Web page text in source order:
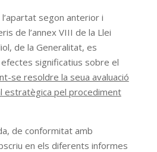
segon anterior i
de l’annex VIII de la Llei
de la Generalitat, es
significatius sobre el
se resoldre la seua avaluació
estratègica pel procediment
de conformitat amb
en els diferents informes